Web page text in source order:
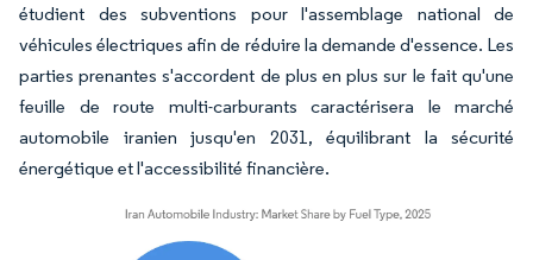
étudient des subventions pour l'assemblage national de
véhicules électriques afin de réduire la demande d'essence. Les
parties prenantes s'accordent de plus en plus sur le fait qu'une
feuille de route multi-carburants caractérisera le marché
automobile iranien jusqu'en 2031, équilibrant la sécurité
énergétique et l'accessibilité financière.